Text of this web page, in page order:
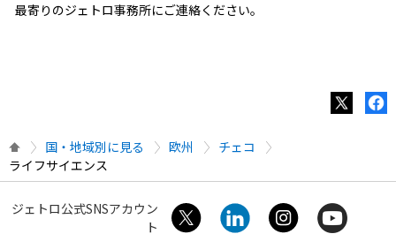
最寄りのジェトロ事務所にご連絡ください。
国・地域別に見る 欧州
チェコ
ライフサイエンス
ジェトロ公式SNSアカウン
ト